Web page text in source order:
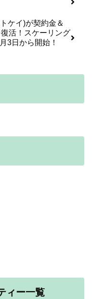
ケイ)が契約金＆
活！スケーリング
3日から開始！
ィー一覧